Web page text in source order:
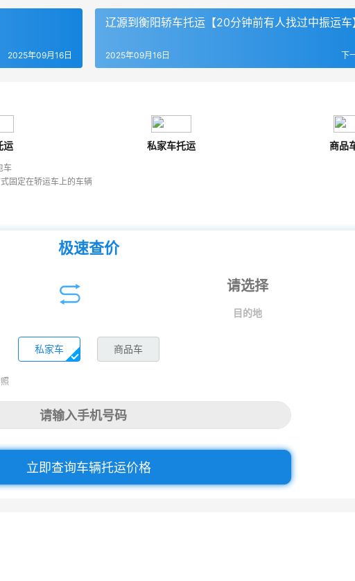
2025年09月16日
辽源到衡阳轿车托运【20分钟前有人找过中振运车
下
2025年09月16日
运 私家车托运 商品
车
固定在轿运车上的车辆
极速查价
目的地
私家车 商品车
立即查询车辆托运价格